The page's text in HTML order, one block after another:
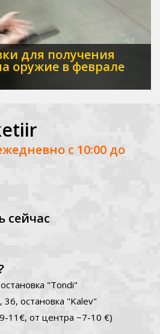
для получения
оружие в феврале
с 10:00 до
сейчас
"Tondi"
остановка "Kalev"
11€, от центра ~7-10 €)